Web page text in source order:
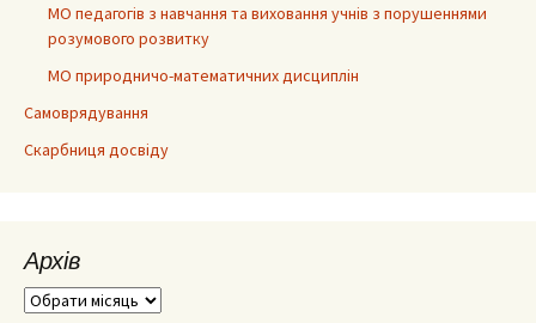
МО педагогів з навчання та виховання учнів з порушеннями
розумового розвитку
МО природничо-математичних дисциплін
Самоврядування
Скарбниця досвіду
Архів
Архів